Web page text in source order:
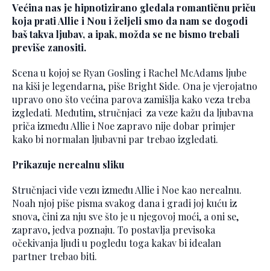
Većina nas je hipnotizirano gledala romantičnu priču
koja prati Allie i Nou i željeli smo da nam se dogodi
baš takva ljubav, a ipak, možda se ne bismo trebali
previše zanositi.
Scena u kojoj se Ryan Gosling i Rachel McAdams ljube
na kiši je legendarna, piše Bright Side. Ona je vjerojatno
upravo ono što većina parova zamišlja kako veza treba
izgledati. Međutim, stručnjaci za veze kažu da ljubavna
priča između Allie i Noe zapravo nije dobar primjer
kako bi normalan ljubavni par trebao izgledati.
Prikazuje nerealnu sliku
Stručnjaci vide vezu između Allie i Noe kao nerealnu.
Noah njoj piše pisma svakog dana i gradi joj kuću iz
snova, čini za nju sve što je u njegovoj moći, a oni se,
zapravo, jedva poznaju. To postavlja previsoka
očekivanja ljudi u pogledu toga kakav bi idealan
partner trebao biti.